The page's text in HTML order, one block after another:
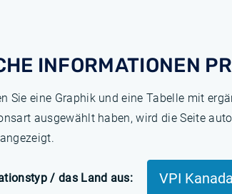
INFORMATIONEN
Sie eine Graphik und eine Tabelle mit
ausgewählt haben, wird die Seite
/ das Land aus: VPI Kanada